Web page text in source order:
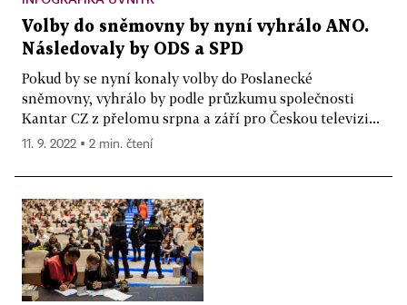
Volby do sněmovny by nyní vyhrálo ANO.
Následovaly by ODS a SPD
Pokud by se nyní konaly volby do Poslanecké
sněmovny, vyhrálo by podle průzkumu společnosti
Kantar CZ z přelomu srpna a září pro Českou televizi...
11. 9. 2022 ▪ 2 min. čtení